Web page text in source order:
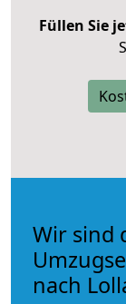
Füllen Sie
Wir sind
nach